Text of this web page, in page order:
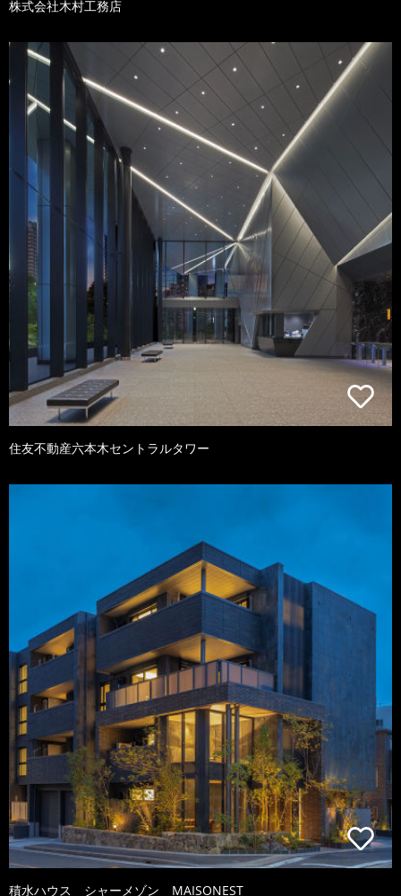
株式会社木村工務店
住友不動産六本木セントラルタワー
積水ハウス シャーメゾン MAISONEST